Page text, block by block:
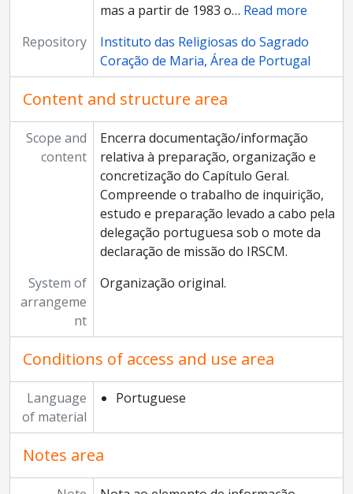
mas a partir de 1983 o… Read more
Repository
Instituto das Religiosas do Sagrado
Coração de Maria, Área de Portugal
Content and structure area
Scope and
content
Encerra documentação/informação
relativa à preparação, organização e
concretização do Capítulo Geral.
Compreende o trabalho de inquirição,
estudo e preparação levado a cabo pela
delegação portuguesa sob o mote da
declaração de missão do IRSCM.
System of
arrangeme
nt
Organização original.
Conditions of access and use area
Language
of material
Portuguese
Notes area